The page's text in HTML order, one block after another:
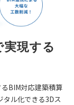
現する
BIM対応建築積算
タル化できる3Dス